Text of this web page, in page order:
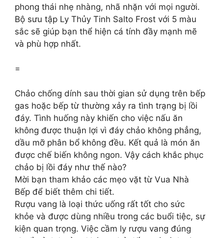
phong thái nhẹ nhàng, nhã nhặn với mọi người.
Bộ sưu tập Ly Thủy Tinh Salto Frost với 5 màu
sắc sẽ giúp bạn thể hiện cá tính đầy mạnh mẽ
và phù hợp nhất.
=
Chảo chống dính sau thời gian sử dụng trên bếp
gas hoặc bếp từ thường xảy ra tình trạng bị lồi
đáy. Tình huống này khiến cho việc nấu ăn
không được thuận lợi vì đáy chảo không phẳng,
dầu mỡ phân bổ không đều. Kết quả là món ăn
được chế biến không ngon. Vậy cách khắc phục
chảo bị lồi đáy như thế nào?
Mời bạn tham khảo các mẹo vặt từ Vua Nhà
Bếp để biết thêm chi tiết.
Rượu vang là loại thức uống rất tốt cho sức
khỏe và được dùng nhiều trong các buổi tiệc, sự
kiện quan trọng. Việc cầm ly rượu vang đúng